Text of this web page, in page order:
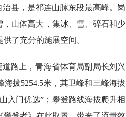
县，是祁连山脉东段最高峰。岗
山体高大，集冰、雪、碎石和少
了充分的施展空间。
路上，青海省体育局副局长刘兴
拔5254.5米，其卫峰和三峰海拔
入门优选”；攀登路线海拔爬升相